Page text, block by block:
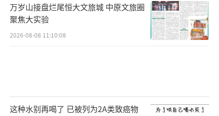
万岁山接盘烂尾恒大文旅城 中原文旅圈
聚焦大实验
2026-08-08 11:10:08
这种水别再喝了 已被列为2A类致癌物